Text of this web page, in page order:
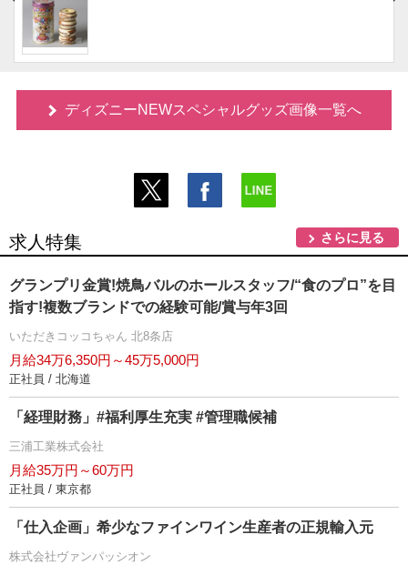
ディズニーNEWスペシャルグッズ画像一覧へ
求人特集 さらに見る
グランプリ金賞!焼鳥バルのホールスタッフ/“食のプロ”を目
指す!複数ブランドでの経験可能/賞与年3回
いただきコッコちゃん 北8条店
月給34万6,350円～45万5,000円
正社員 / 北海道
「経理財務」#福利厚生充実 #管理職候補
三浦工業株式会社
月給35万円～60万円
正社員 / 東京都
「仕入企画」希少なファインワイン生産者の正規輸入元
株式会社ヴァンパッシオン